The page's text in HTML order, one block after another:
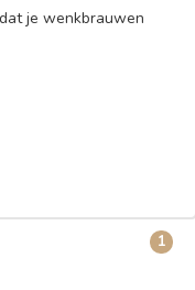
je wenkbrauwen
1